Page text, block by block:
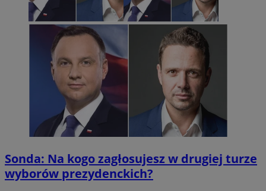
Sonda: Na kogo zagłosujesz w drugiej turze
wyborów prezydenckich?